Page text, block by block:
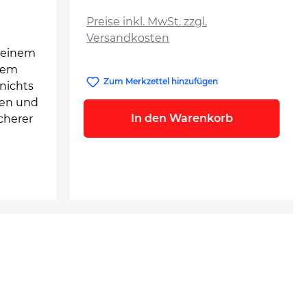
und
Preise inkl. MwSt. zzgl.
Versandkosten
Zum Merkzettel hinzufügen
In den Warenkorb